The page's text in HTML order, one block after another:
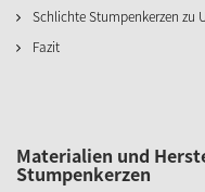
Schlichte Stumpenkerzen zu
Fazit
Materialien und
Stumpenkerzen